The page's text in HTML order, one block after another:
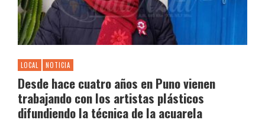
LOCAL NOTICIA
Desde hace cuatro años en Puno vienen
trabajando con los artistas plásticos
difundiendo la técnica de la acuarela